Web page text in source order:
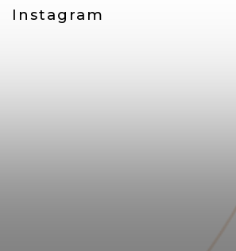
Instagram